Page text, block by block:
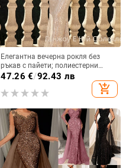
Елегантна вечерна рокля без
ръкав с пайети; полиестерни
влакна; спандекс до 30%;
дълбоко V-образно деколте.
47.26 €/92.43 лв
add_shopping_cart